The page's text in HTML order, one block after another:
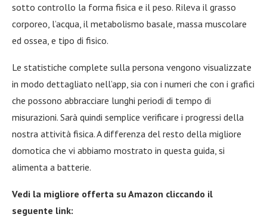
sotto controllo la forma fisica e il peso. Rileva il grasso
corporeo, l’acqua, il metabolismo basale, massa muscolare
ed ossea, e tipo di fisico.
Le statistiche complete sulla persona vengono visualizzate
in modo dettagliato nell’app, sia con i numeri che con i grafici
che possono abbracciare lunghi periodi di tempo di
misurazioni. Sarà quindi semplice verificare i progressi della
nostra attività fisica. A differenza del resto della migliore
domotica che vi abbiamo mostrato in questa guida, si
alimenta a batterie.
Vedi la migliore offerta su Amazon cliccando il
seguente link: